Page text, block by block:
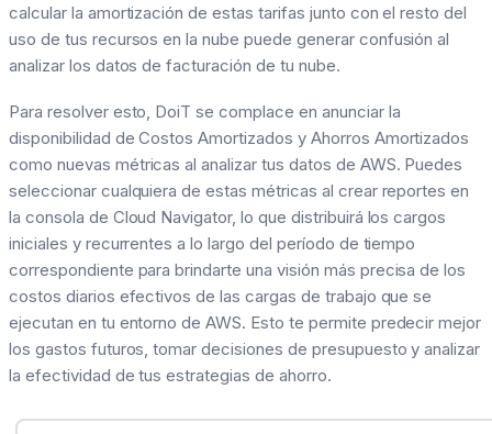
calcular la amortización de estas tarifas junto con el resto del
uso de tus recursos en la nube puede generar confusión al
analizar los datos de facturación de tu nube.
Para resolver esto, DoiT se complace en anunciar la
disponibilidad de Costos Amortizados y Ahorros Amortizados
como nuevas métricas al analizar tus datos de AWS. Puedes
seleccionar cualquiera de estas métricas al crear reportes en
la consola de Cloud Navigator, lo que distribuirá los cargos
iniciales y recurrentes a lo largo del período de tiempo
correspondiente para brindarte una visión más precisa de los
costos diarios efectivos de las cargas de trabajo que se
ejecutan en tu entorno de AWS. Esto te permite predecir mejor
los gastos futuros, tomar decisiones de presupuesto y analizar
la efectividad de tus estrategias de ahorro.